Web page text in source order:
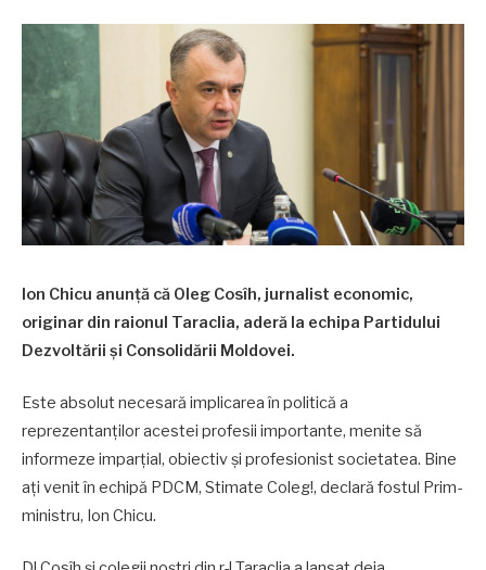
Ion Chicu anunță că Oleg Cosîh, jurnalist economic,
originar din raionul Taraclia, aderă la echipa Partidului
Dezvoltării și Consolidării Moldovei.
Este absolut necesară implicarea în politică a
reprezentanților acestei profesii importante, menite să
informeze imparțial, obiectiv și profesionist societatea. Bine
ați venit în echipă PDCM, Stimate Coleg!, declară fostul Prim-
ministru, Ion Chicu.